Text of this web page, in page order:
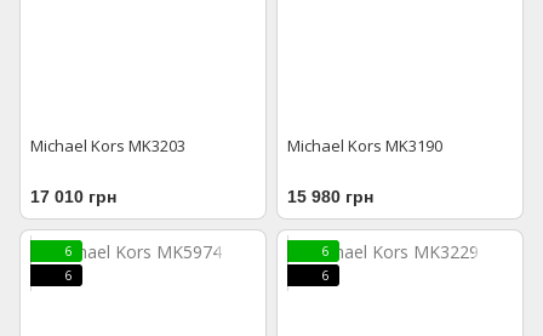
Michael Kors MK3203
17 010 грн
Michael Kors MK3190
15 980 грн
6
6
6
6